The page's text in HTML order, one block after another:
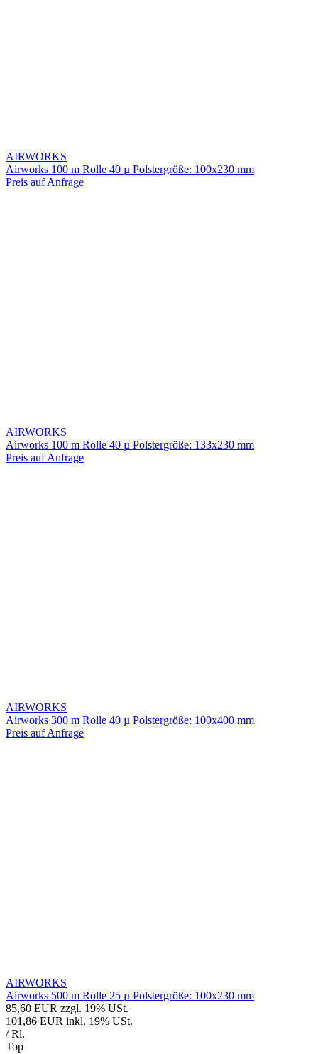
AIRWORKS
Airworks 100 m Rolle 40 µ Polstergröße: 100x230 mm
Preis auf Anfrage
AIRWORKS
Airworks 100 m Rolle 40 µ Polstergröße: 133x230 mm
Preis auf Anfrage
AIRWORKS
Airworks 300 m Rolle 40 µ Polstergröße: 100x400 mm
Preis auf Anfrage
AIRWORKS
Airworks 500 m Rolle 25 µ Polstergröße: 100x230 mm
85,60 EUR zzgl. 19% USt.
101,86 EUR inkl. 19% USt.
/ Rl.
Top